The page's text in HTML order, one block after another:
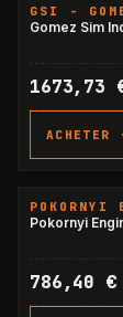
RUPTURE
GSI -
Gomez Sim
1673,73
ACHETER
POKORNYI
Pokornyi
786,40 €